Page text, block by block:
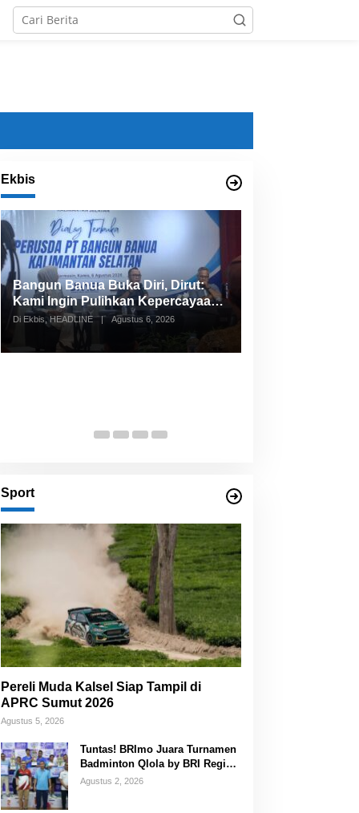
Ekbis
Bangun Banua Siapkan Bisnis
Baru Dongkrak PAD
Di Ekbis | Juli 29, 2026
Sport
Pereli Muda Kalsel Siap Tampil di
APRC Sumut 2026
Agustus 5, 2026
Tuntas! BRImo Juara Turnamen
Badminton Qlola by BRI Region
14 Banjarmasin
Agustus 2, 2026